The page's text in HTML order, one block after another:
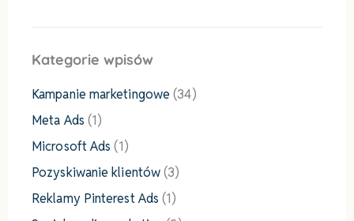
Kategorie wpisów
Kampanie marketingowe (34)
Meta Ads (1)
Microsoft Ads (1)
Pozyskiwanie klientów(3)
Reklamy Pinterest Ads (1)